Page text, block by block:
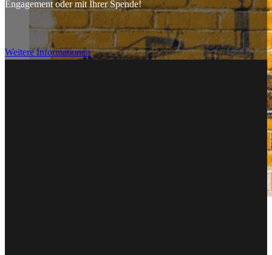
Engagement oder mit Ihrer Spende!
Weitere Informationen